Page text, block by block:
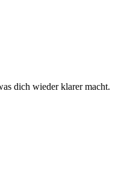
dich wieder klarer macht.